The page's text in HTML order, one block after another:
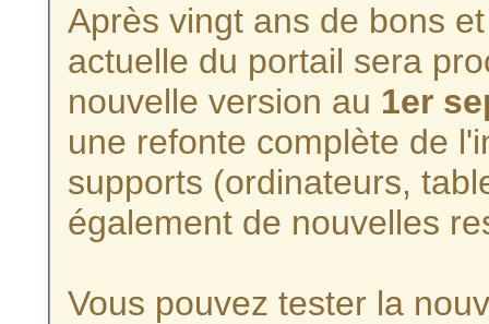
Après vingt ans de bons
actuelle du portail sera
nouvelle version au 1er
une refonte complète de
supports (ordinateurs,
également de nouvelles
Vous pouvez tester la